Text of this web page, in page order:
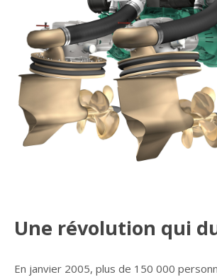
Une révolution qui
En janvier 2005, plus de 150 000